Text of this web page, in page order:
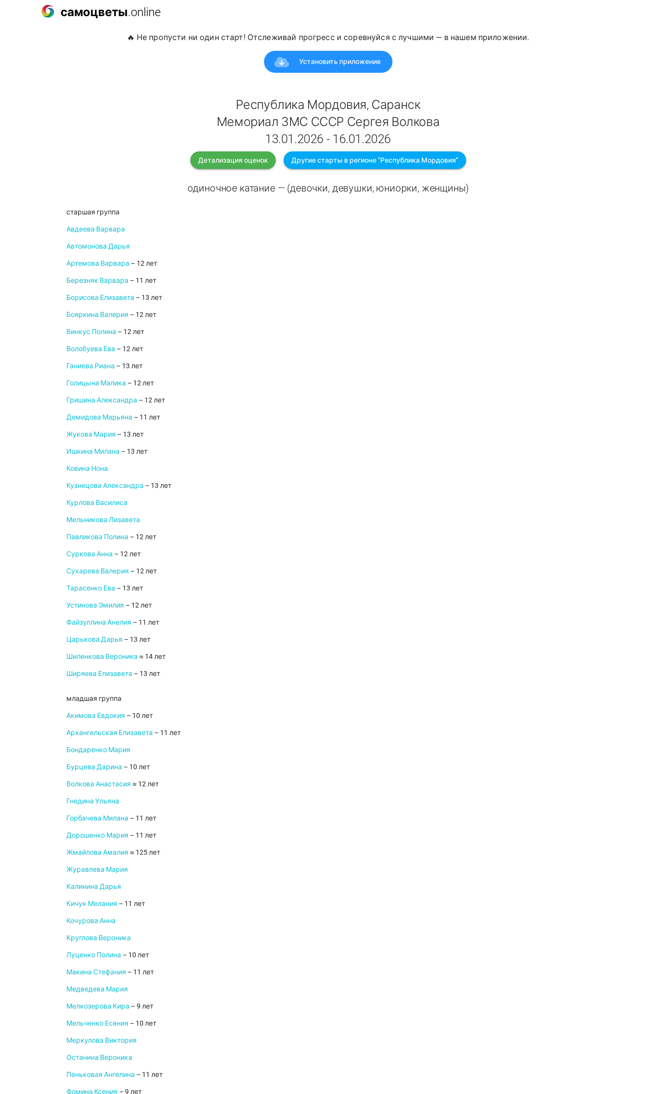
самоцветы.online
🔥 Не пропусти ни один старт! Отслеживай прогресс и соревнуйся с лучшими — в нашем приложении.
Установить приложение
Республика Мордовия, Саранск
Мемориал ЗМС СССР Сергея Волкова
13.01.2026 - 16.01.2026
Детализация оценок Другие старты в регионе "Республика Мордовия"
одиночное катание — (девочки, девушки, юниорки, женщины)
старшая группа
Авдеева Варвара
Автомонова Дарья
Артемова Варвара – 12 лет
Березняк Варвара – 11 лет
Борисова Елизавета – 13 лет
Бояркина Валерия – 12 лет
Винкус Полина – 12 лет
Волобуева Ева – 12 лет
Ганиева Риана – 13 лет
Голицына Малика – 12 лет
Гришина Александра – 12 лет
Демидова Марьяна – 11 лет
Жукова Мария – 13 лет
Ишкина Милана – 13 лет
Ковина Нона
Кузнецова Александра – 13 лет
Курлова Василиса
Мельникова Лизавета
Павликова Полина – 12 лет
Суркова Анна – 12 лет
Сухарева Валерия – 12 лет
Тарасенко Ева – 13 лет
Устинова Эмилия – 12 лет
Файзуллина Анелия – 11 лет
Царькова Дарья – 13 лет
Шиленкова Вероника ≈ 14 лет
Ширяева Елизавета – 13 лет
младшая группа
Акимова Евдокия – 10 лет
Архангельская Елизавета – 11 лет
Бондаренко Мария
Бурцева Дарина – 10 лет
Волкова Анастасия ≈ 12 лет
Гнедина Ульяна
Горбачева Милана – 11 лет
Дорошенко Мария – 11 лет
Жмайлова Амалия ≈ 125 лет
Журавлева Мария
Калинина Дарья
Кичук Мелания – 11 лет
Кочурова Анна
Круглова Вероника
Луценко Полина – 10 лет
Макина Стефания – 11 лет
Медведева Мария
Мелкозерова Кира – 9 лет
Мельченко Есения – 10 лет
Меркулова Виктория
Останина Вероника
Пеньковая Ангелина – 11 лет
Фомина Ксения – 9 лет